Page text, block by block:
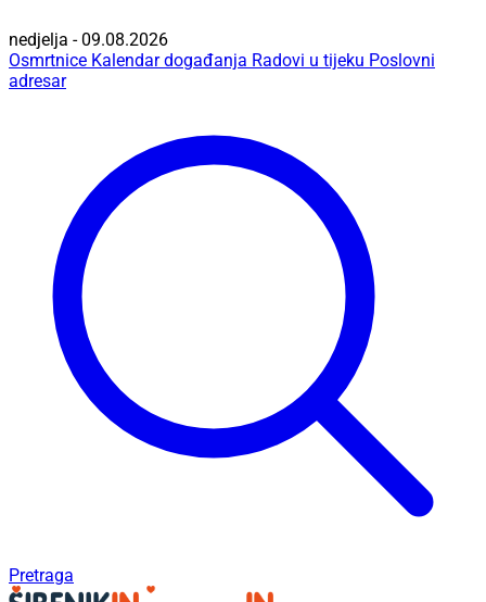
nedjelja - 09.08.2026
Osmrtnice Kalendar događanja Radovi u tijeku Poslovni
adresar
Pretraga